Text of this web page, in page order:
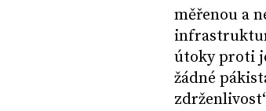
měřenou a
útoky proti
žádné